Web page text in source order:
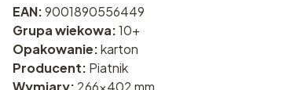
EAN:9001890556449
Grupa wiekowa:10+
Opakowanie:karton
Producent: Piatnik
Wymiary: 266x402 mm